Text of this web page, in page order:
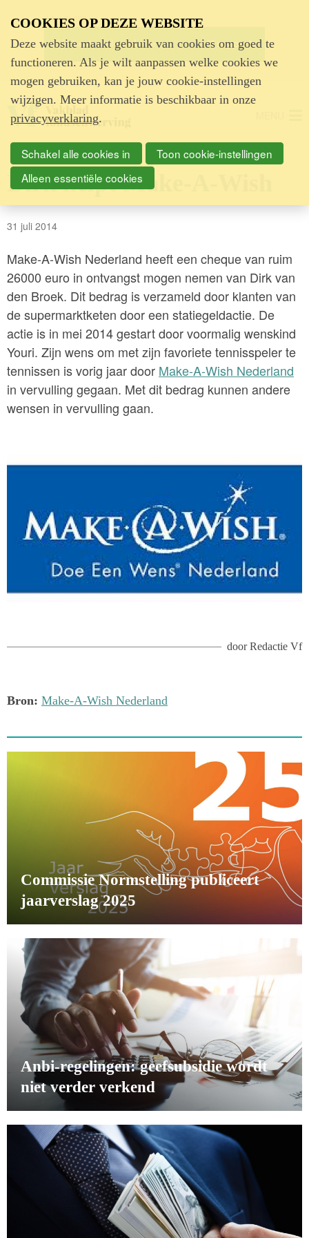
Advertentie
Dirk helpt Make-A-Wish
31 juli 2014
Make-A-Wish Nederland heeft een cheque van ruim
26000 euro in ontvangst mogen nemen van Dirk van
den Broek. Dit bedrag is verzameld door klanten van
de supermarktketen door een statiegeldactie. De
actie is in mei 2014 gestart door voormalig wenskind
Youri. Zijn wens om met zijn favoriete tennisspeler te
tennissen is vorig jaar door Make-A-Wish Nederland
in vervulling gegaan. Met dit bedrag kunnen andere
wensen in vervulling gaan.
doorRedactie Vf
Bron: Make-A-Wish Nederland
Commissie Normstelling publiceert
jaarverslag 2025
Anbi-regelingen: geefsubsidie wordt
niet verder verkend
COOKIES OP DEZE WEBSITE
Deze website maakt gebruik van cookies om goed te
functioneren. Als je wilt aanpassen welke cookies we
mogen gebruiken, kan je jouw cookie-instellingen
wijzigen. Meer informatie is beschikbaar in onze
privacyverklaring.
Schakel alle cookies in
Toon cookie-instellingen
Alleen essentiële cookies